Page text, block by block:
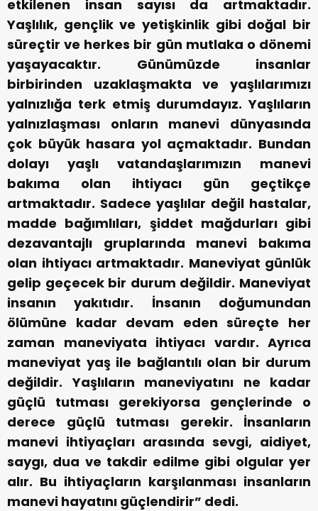
etkilenen insan sayısı da artmaktadır.
Yaşlılık, gençlik ve yetişkinlik gibi doğal bir
süreçtir ve herkes bir gün mutlaka o dönemi
yaşayacaktır. Günümüzde insanlar
birbirinden uzaklaşmakta ve yaşlılarımızı
yalnızlığa terk etmiş durumdayız. Yaşlıların
yalnızlaşması onların manevi dünyasında
çok büyük hasara yol açmaktadır. Bundan
dolayı yaşlı vatandaşlarımızın manevi
bakıma olan ihtiyacı gün geçtikçe
artmaktadır. Sadece yaşlılar değil hastalar,
madde bağımlıları, şiddet mağdurları gibi
dezavantajlı gruplarında manevi bakıma
olan ihtiyacı artmaktadır. Maneviyat günlük
gelip geçecek bir durum değildir. Maneviyat
insanın yakıtıdır. İnsanın doğumundan
ölümüne kadar devam eden süreçte her
zaman maneviyata ihtiyacı vardır. Ayrıca
maneviyat yaş ile bağlantılı olan bir durum
değildir. Yaşlıların maneviyatını ne kadar
güçlü tutması gerekiyorsa gençlerinde o
derece güçlü tutması gerekir. İnsanların
manevi ihtiyaçları arasında sevgi, aidiyet,
saygı, dua ve takdir edilme gibi olgular yer
alır. Bu ihtiyaçların karşılanması insanların
manevi hayatını güçlendirir” dedi.